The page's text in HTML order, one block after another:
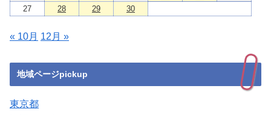
27
28 29 30
« 10月 12月 »
地域ページpickup
東京都